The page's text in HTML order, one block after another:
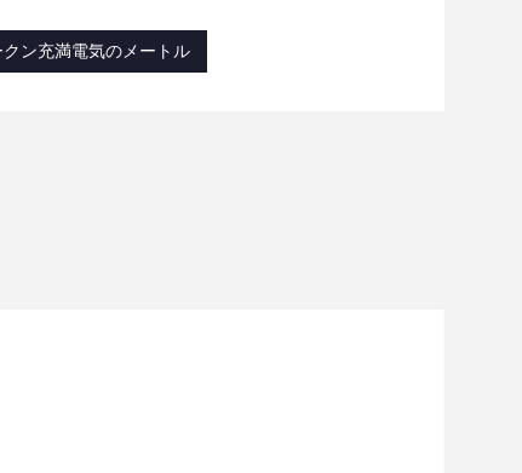
ン充満電気のメートル